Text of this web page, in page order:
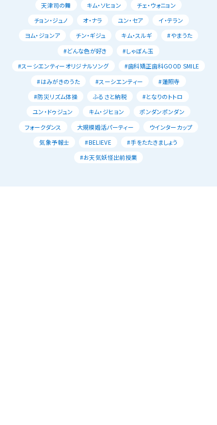
天津司の舞
キム・ソヒョン
チェ・ウォニョン
チョン・ジュノ
オ・ナラ ユン・セア
イ・テラン
ヨム・ジョンア
チン・ギジュ キム・スルギ
#やまうた
#どんな色が好き
#しゃぼん玉
#スーシエンティーオリジナルソング
#歯科矯正歯科GOOD SMILE
#はみがきのうた
#スーシエンティー
#蓮照寺
#防災リズム体操
ふるさと納税
#となりのトトロ
ユン・ドゥジュン
キム・ジヒョン
ポンダンポンダン
フォークダンス
大規模婚活パーティー
ウインターカップ
気象予報士
#BELIEVE
#手をたたきましょう
#お天気妖怪出前授業